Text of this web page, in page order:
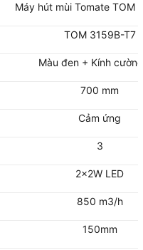
Máy hút mùi Tomate TOM
TOM 3159B-T7
Màu đen + Kính
700 mm
Cảm ứng
3
2×2W LED
850 m3/h
150mm